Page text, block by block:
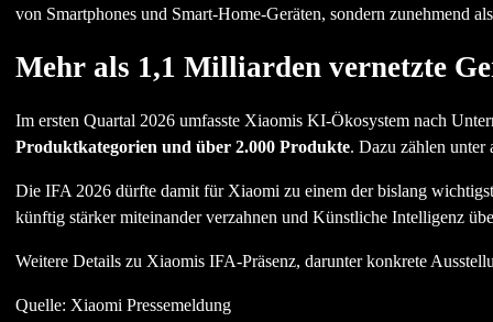
von Smartphones und Smart-Home-Geräten, sondern zunehmend
Mehr als 1,1 Milliarden vernetzte
Im ersten Quartal 2026 umfasste Xiaomis KI-Ökosystem nach
Produktkategorien und über 2.000 Produkte. Dazu zählen unter
Die IFA 2026 dürfte damit für Xiaomi zu einem der bislang
künftig stärker miteinander verzahnen und Künstliche Intelligenz
Weitere Details zu Xiaomis IFA-Präsenz, darunter konkrete
Quelle: Xiaomi Pressemeldung